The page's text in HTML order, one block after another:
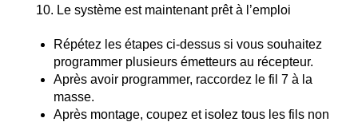
Le système est maintenant prêt à l’emploi
Répétez les étapes ci-dessus si vous souhaitez
programmer plusieurs émetteurs au récepteur.
Après avoir programmer, raccordez le fil 7 à la
masse.
Après montage, coupez et isolez tous les fils non